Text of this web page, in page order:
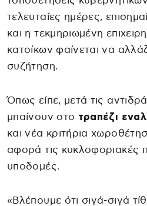
τελευταίες ημέρες,
και η τεκμηριωμένη
κατοίκων φαίνεται να
συζήτηση.
Όπως είπε, μετά τις
μπαίνουν στο τραπέζι
και νέα κριτήρια
αφορά τις κυκλοφοριακές
υποδομές.
«Βλέπουμε ότι σιγά-σιγά